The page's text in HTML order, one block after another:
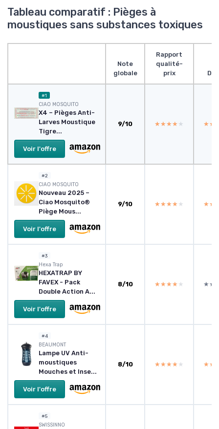
Tableau comparatif : Pièges à
moustiques sans substances toxiques
Note
globale
Rapport
qualité-
prix
#1
CIAO MOSQUITO
X4 – Pièges Anti-
Larves Moustique
Tigre...
Voir l'offre
9/10 ★★★★★
★★★★★
#2
CIAO MOSQUITO
Nouveau 2025 –
Ciao Mosquito®
Piège Mous...
Voir l'offre
9/10 ★★★★★
★★★★★
#3
Hexa Trap
HEXATRAP BY
FAVEX - Pack
Double Action A...
Voir l'offre
8/10 ★★★★★
★★★★★
#4
BEAUMONT
Lampe UV Anti-
moustiques
Mouches et Inse...
Voir l'offre
8/10 ★★★★★
★★★★★
#5
SWISSINNO